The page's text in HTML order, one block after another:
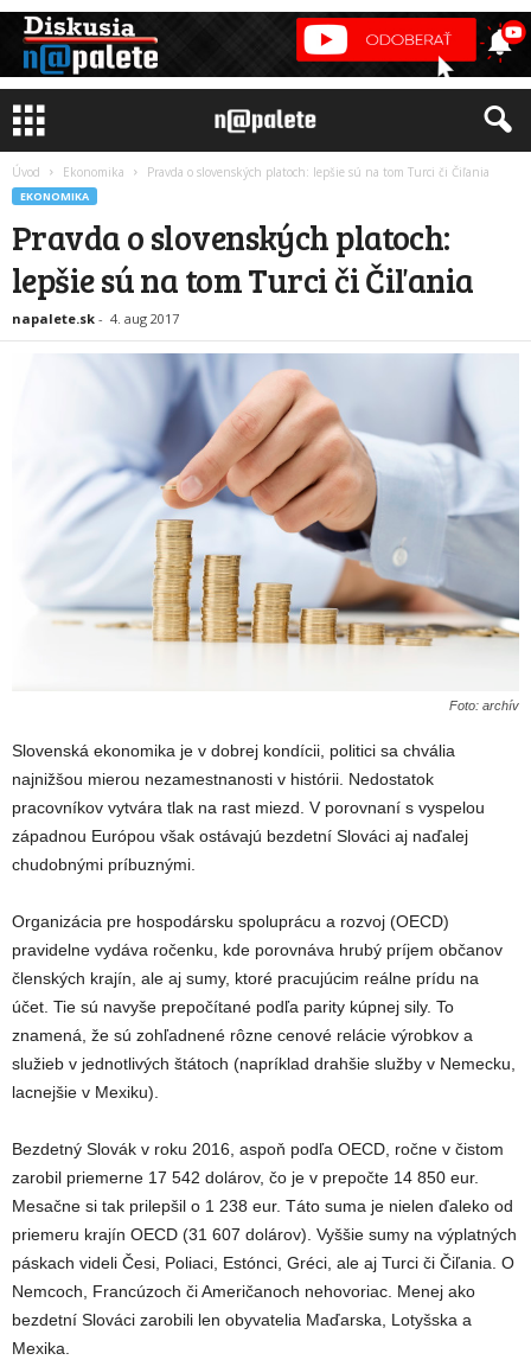
Úvod Ekonomika Pravda o slovenských platoch: lepšie sú na tom Turci či Čiľania
EKONOMIKA
Pravda o slovenských platoch:
lepšie sú na tom Turci či Čiľania
napalete.sk - 4. aug 2017
Foto: archív
Slovenská ekonomika je v dobrej kondícii, politici sa chvália
najnižšou mierou nezamestnanosti v histórii. Nedostatok
pracovníkov vytvára tlak na rast miezd. V porovnaní s vyspelou
západnou Európou však ostávajú bezdetní Slováci aj naďalej
chudobnými príbuznými.
Organizácia pre hospodársku spoluprácu a rozvoj (OECD)
pravidelne vydáva ročenku, kde porovnáva hrubý príjem občanov
členských krajín, ale aj sumy, ktoré pracujúcim reálne prídu na
účet. Tie sú navyše prepočítané podľa parity kúpnej sily. To
znamená, že sú zohľadnené rôzne cenové relácie výrobkov a
služieb v jednotlivých štátoch (napríklad drahšie služby v Nemecku,
lacnejšie v Mexiku).
Bezdetný Slovák v roku 2016, aspoň podľa OECD, ročne v čistom
zarobil priemerne 17 542 dolárov, čo je v prepočte 14 850 eur.
Mesačne si tak prilepšil o 1 238 eur. Táto suma je nielen ďaleko od
priemeru krajín OECD (31 607 dolárov). Vyššie sumy na výplatných
páskach videli Česi, Poliaci, Estónci, Gréci, ale aj Turci či Čiľania. O
Nemcoch, Francúzoch či Američanoch nehovoriac. Menej ako
bezdetní Slováci zarobili len obyvatelia Maďarska, Lotyšska a
Mexika.